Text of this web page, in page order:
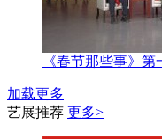
《春节那些事》
加载更多
艺展推荐 更多>